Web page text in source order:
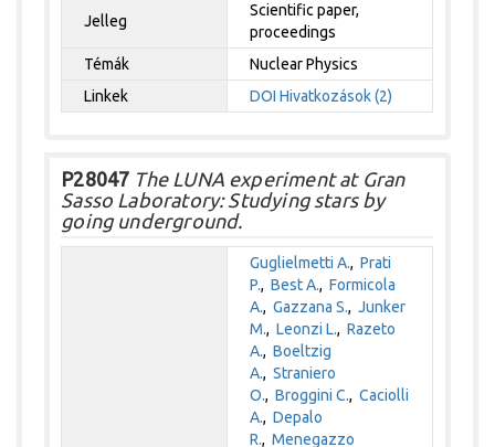
Jelleg
Scientific paper,
proceedings
Témák
Nuclear Physics
Linkek
DOI Hivatkozások (2)
P28047 The LUNA experiment at Gran
Sasso Laboratory: Studying stars by
going underground.
Guglielmetti A.,Prati
P.,Best A.,Formicola
A.,Gazzana S.,Junker
M.,Leonzi L.,Razeto
A.,Boeltzig
A.,Straniero
O.,Broggini C.,Caciolli
A.,Depalo
R.,Menegazzo